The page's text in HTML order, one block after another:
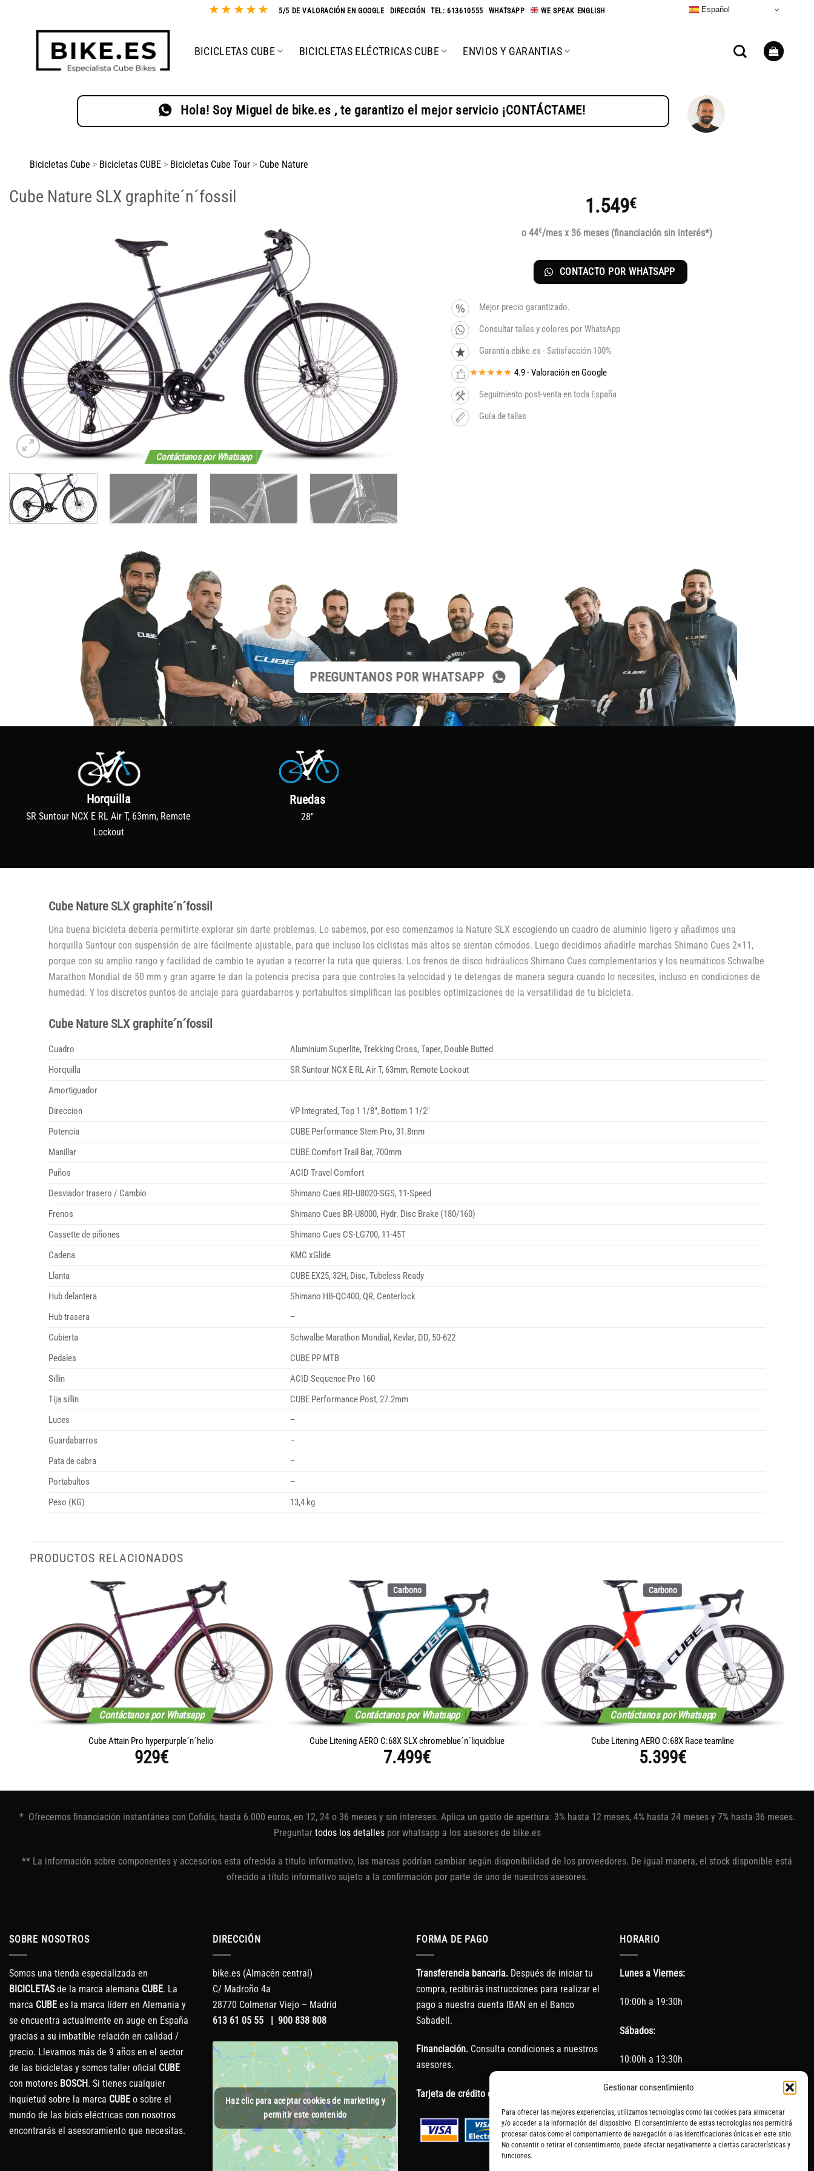
Gestionar consentimiento
Para ofrecer las mejores experiencias, utilizamos tecnologías como las cookies para almacenar
y/o acceder a la información del dispositivo. El consentimiento de estas tecnologías nos permitirá
procesar datos como el comportamiento de navegación o las identificaciones únicas en este sitio.
No consentir o retirar el consentimiento, puede afectar negativamente a ciertas características y
funciones.
★ ★ ★★★ 5/5 DE VALORACIÓN EN GOOGLE DIRECCIÓN -TEL: 613610555 WHATSAPP WE SPEAK ENGLISH Español
BICICLETAS CUBE BICICLETAS ELÉCTRICAS CUBE ENVIOS Y GARANTIAS
Hola! Soy Miguel de bike.es , te garantizo el mejor servicio ¡CONTÁCTAME!
Bicicletas Cube > Bicicletas CUBE > Bicicletas Cube Tour > Cube Nature
Cube Nature SLX graphite´n´fossil
Contáctanos por Whatsapp
1.549€
o 44€/mes x 36 meses (financiación sin interés*)
CONTACTO POR WHATSAPP
Mejor precio garantizado.
Consultar tallas y colores por WhatsApp
Garantía ebike.es - Satisfacción 100%
★★★★★ 4.9 - Valoración en Google
Seguimiento post-venta en toda España
Guía de tallas
PREGUNTANOS POR WHATSAPP
Horquilla
SR Suntour NCX E RL Air T, 63mm, Remote
Lockout
Ruedas
28"
Cube Nature SLX graphite´n´fossil
Una buena bicicleta debería permitirte explorar sin darte problemas. Lo sabemos, por eso comenzamos la Nature SLX escogiendo un cuadro de aluminio ligero y añadimos una
horquilla Suntour con suspensión de aire fácilmente ajustable, para que incluso los ciclistas más altos se sientan cómodos. Luego decidimos añadirle marchas Shimano Cues 2×11,
porque con su amplio rango y facilidad de cambio te ayudan a recorrer la ruta que quieras. Los frenos de disco hidráulicos Shimano Cues complementarios y los neumáticos Schwalbe
Marathon Mondial de 50 mm y gran agarre te dan la potencia precisa para que controles la velocidad y te detengas de manera segura cuando lo necesites, incluso en condiciones de
humedad. Y los discretos puntos de anclaje para guardabarros y portabultos simplifican las posibles optimizaciones de la versatilidad de tu bicicleta.
Cube Nature SLX graphite´n´fossil
Cuadro
Aluminium Superlite, Trekking Cross, Taper, Double Butted
Horquilla
SR Suntour NCX E RL Air T, 63mm, Remote Lockout
Amortiguador
Direccion
VP Integrated, Top 1 1/8″, Bottom 1 1/2″
Potencia
CUBE Performance Stem Pro, 31.8mm
Manillar
CUBE Comfort Trail Bar, 700mm
Puños
ACID Travel Comfort
Desviador trasero / Cambio
Shimano Cues RD-U8020-SGS, 11-Speed
Frenos
Shimano Cues BR-U8000, Hydr. Disc Brake (180/160)
Cassette de piñones
Shimano Cues CS-LG700, 11-45T
Cadena
KMC xGlide
Llanta
CUBE EX25, 32H, Disc, Tubeless Ready
Hub delantera
Shimano HB-QC400, QR, Centerlock
Hub trasera
–
Cubierta
Schwalbe Marathon Mondial, Kevlar, DD, 50-622
Pedales
CUBE PP MTB
Sillin
ACID Sequence Pro 160
Tija sillin
CUBE Performance Post, 27.2mm
Luces
–
Guardabarros
–
Pata de cabra
–
Portabultos
–
Peso (KG)
13,4 kg
PRODUCTOS RELACIONADOS
Contáctanos por Whatsapp
Cube Attain Pro hyperpurple´n´helio
929€
Carbono
Contáctanos por Whatsapp
Cube Litening AERO C:68X SLX chromeblue´n´liquidblue
7.499€
Carbono
Contáctanos por Whatsapp
Cube Litening AERO C:68X Race teamline
5.399€
* Ofrecemos financiación instantánea con Cofidis, hasta 6.000 euros, en 12, 24 o 36 meses y sin intereses. Aplica un gasto de apertura: 3% hasta 12 meses, 4% hasta 24 meses y 7% hasta 36 meses.
Preguntar todos los detallespor whatsapp a los asesores de bike.es
** La información sobre componentes y accesorios esta ofrecida a titulo informativo, las marcas podrían cambiar según disponibilidad de los proveedores. De igual manera, el stock disponible está
ofrecido a título informativo sujeto a la confirmación por parte de uno de nuestros asesores.
SOBRE NOSOTROS
Somos una tienda especializada en
BICICLETASde la marca alemana CUBE. La
marca CUBE es la marca líderr en Alemania y
se encuentra actualmente en auge en España
gracias a su imbatible relación en calidad /
precio. Llevamos más de 9 años en el sector
de las bicicletas y somos taller oficial CUBE
con motores BOSCH. Si tienes cualquier
inquietud sobre la marca CUBE o sobre el
mundo de las bicis eléctricas con nosotros
encontrarás el asesoramiento que necesitas.
DIRECCIÓN
bike.es (Almacén central)
C/ Madroño 4a
28770 Colmenar Viejo – Madrid
613 61 05 55 | 900 838 808
Haz clic para aceptar cookies de marketing y
permitir este contenido
FORMA DE PAGO
Transferencia bancaria. Después de iniciar tu
compra, recibirás instrucciones para realizar el
pago a nuestra cuenta IBAN en el Banco
Sabadell.
Financiación. Consulta condiciones a nuestros
asesores.
Tarjeta de crédito o débito.
HORARIO
Lunes a Viernes:
10:00h a 19:30h
Sábados:
10:00h a 13:30h
(Cerrado los Sábados en Agosto)
Sin servicio de taller del 15 de Agosto al 5 de
septiembre